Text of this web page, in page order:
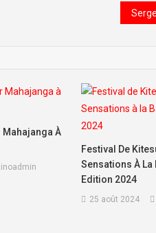
À
Festival De
Sensations À La
Edition 2024
25 août 2024